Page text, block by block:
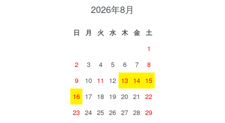
2026年8月
日 月 火 水 木 金
土
1
2
3 4 5 6 7
8
9
10 11 12 13 14 15
16 17 18 19 20 21
22
23 24 25 26 27 28 29